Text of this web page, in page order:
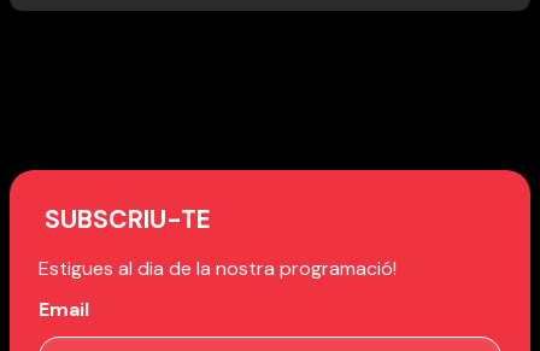
SUBSCRIU-TE
Estigues al dia de la nostra programació!
Email